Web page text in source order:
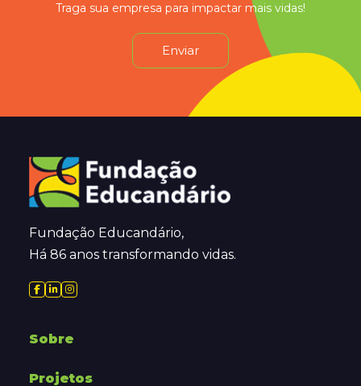
Traga sua empresa para impactar mais vidas!
Enviar
Fundação Educandário,
Há 86 anos transformando vidas.
Sobre
Projetos